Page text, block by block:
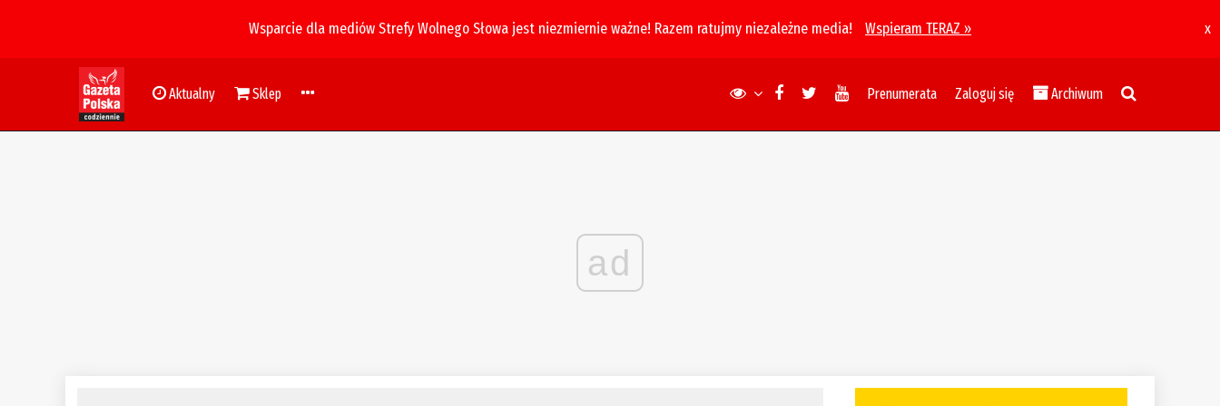
Wsparcie dla mediów Strefy Wolnego Słowa jest niezmiernie ważne! Razem ratujmy niezależne media! Wspieram TERAZ » x
Aktualny Sklep Prenumerata Zaloguj się Archiwum
ad